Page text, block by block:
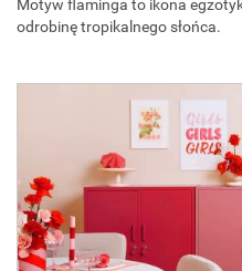
Motyw flaminga to ikona
odrobinę tropikalnego słońca.